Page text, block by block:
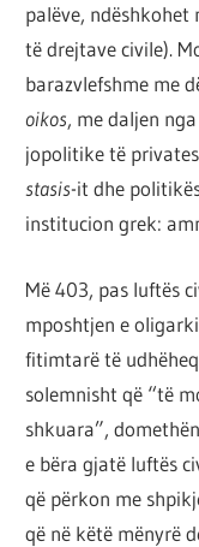
palëve, ndëshkohet
të drejtave civile).
barazvlefshme me
oikos, me daljen
jopolitike të
stasis-it dhe
institucion grek:
Më 403, pas luftës
mposhtjen e
fitimtarë të
solemnisht që “të
shkuara”,
e bëra gjatë luftës
që përkon me
që në këtë mënyrë